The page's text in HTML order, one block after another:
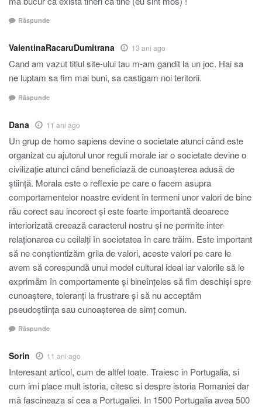
Răspunde
ValentinaRacaruDumitrana 13 ani ago
Cand am vazut titlul site-ului tau m-am gandit la un joc. Hai sa
ne luptam sa fim mai buni, sa castigam noi teritorii.
Răspunde
Dana 11 ani ago
Un grup de homo sapiens devine o societate atunci când este
organizat cu ajutorul unor reguli morale iar o societate devine o
civilizație atunci când beneficiază de cunoașterea adusă de
știință. Morala este o reflexie pe care o facem asupra
comportamentelor noastre evident în termeni unor valori de bine
rău corect sau incorect și este foarte importantă deoarece
interiorizată creează caracterul nostru și ne permite inter-
relaționarea cu ceilalți în societatea în care trăim. Este important
să ne conștientizăm grila de valori, aceste valori pe care le
avem să corespundă unui model cultural ideal iar valorile să le
exprimăm în comportamente și bineînțeles să fim deschiși spre
cunoaștere, toleranți la frustrare și să nu acceptăm
pseudoștiința sau cunoașterea de simț comun.
Răspunde
Sorin 11 ani ago
Interesant articol, cum de altfel toate. Traiesc in Portugalia, si
cum imi place mult istoria, citesc si despre istoria Romaniei dar
mã fascineaza si cea a Portugaliei. In 1500 Portugalia avea 500